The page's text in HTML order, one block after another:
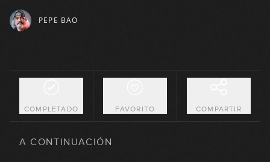
PEPE BAO
COMPLETADO FAVORITO COMPARTIR
A CONTINUACIÓN
1
Trayectoria
21:20
Influencias